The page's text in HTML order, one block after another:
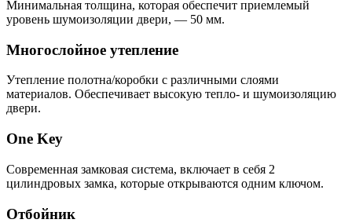
Минимальная толщина, которая обеспечит приемлемый
уровень шумоизоляции двери, — 50 мм.
Многослойное утепление
Утепление полотна/коробки с различными слоями
материалов. Обеспечивает высокую тепло- и шумоизоляцию
двери.
One Key
Современная замковая система, включает в себя 2
цилиндровых замка, которые открываются одним ключом.
Отбойник